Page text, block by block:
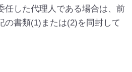
任した代理人である場合は、前
の書類(1)または(2)を同封して